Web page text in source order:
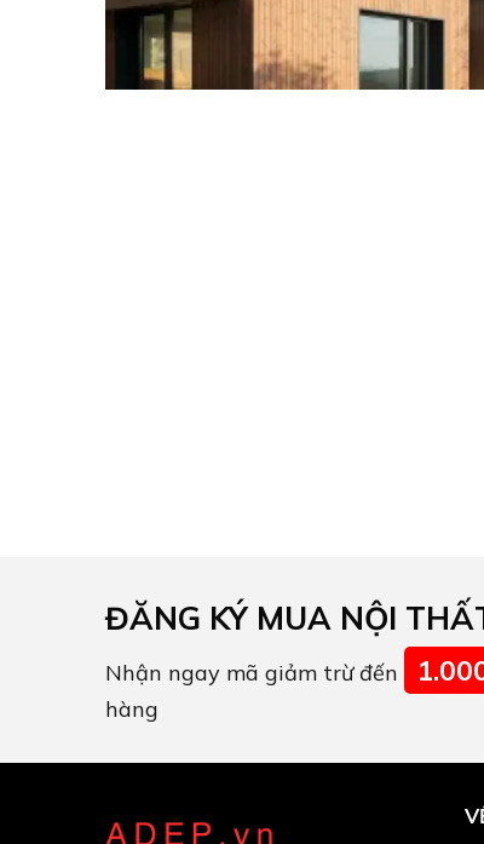
ĐĂNG KÝ MUA NỘI
Nhận ngay mã giảm trừ đến
hàng